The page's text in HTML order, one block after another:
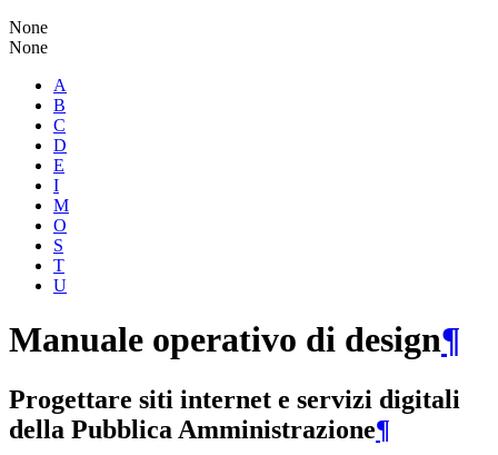
None
None
A
B
C
D
E
I
M
O
S
T
U
Manuale operativo di design¶
Progettare siti internet e servizi digitali
della Pubblica Amministrazione¶